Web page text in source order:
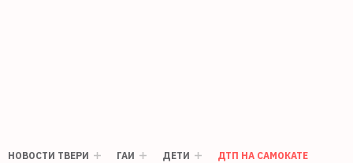
НОВОСТИ ТВЕРИ ГАИ ДЕТИ ДТП НА САМОКАТЕ